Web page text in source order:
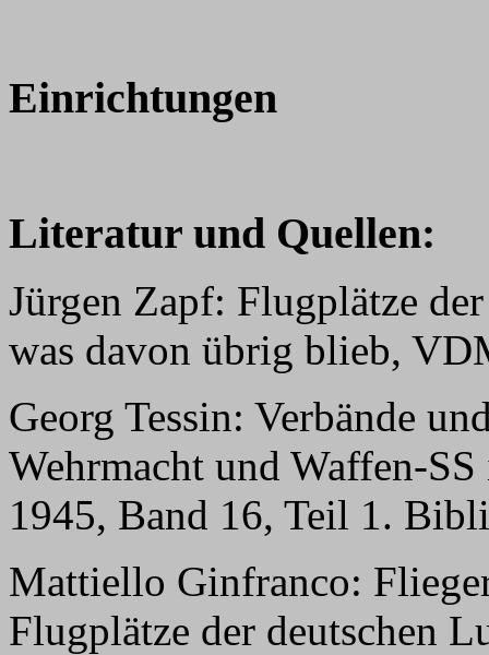
Einrichtungen
Literatur und Quellen:
Jürgen Zapf: Flugplätze
was davon übrig blieb,
Georg Tessin: Verbände
Wehrmacht und Waffen-
1945, Band 16, Teil 1.
Mattiello Ginfranco:
Flugplätze der deutschen